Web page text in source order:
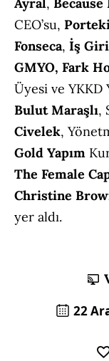
CEO’su,
Fonseca, İş
GMYO, Fark
Üyesi ve
Bulut Maraşlı,
Civelek,
Gold Yapım
The Female
Christine
yer aldı.
22